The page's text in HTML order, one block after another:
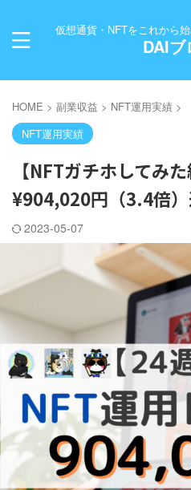
仮想通貨・NFTをこれから
DAIブ
HOME > 副業収益 > NFT運用実績 >
NFT運用実績
【NFTガチホしてみ
¥904,020円（3.4倍
2023-05-07